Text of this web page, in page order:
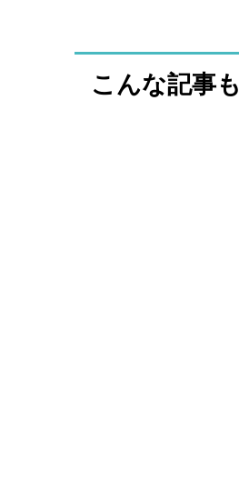
こんな記事も